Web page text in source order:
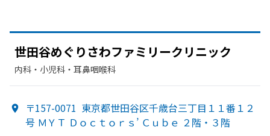
世田谷めぐりさわファミリークリニック
内科・​小児科・​耳鼻咽喉科
〒157-0071 東京都世田谷区千歳台三丁目１１番１２
号 ＭＹＴ Ｄｏｃｔｏｒｓ’ Ｃｕｂｅ ２階・３階